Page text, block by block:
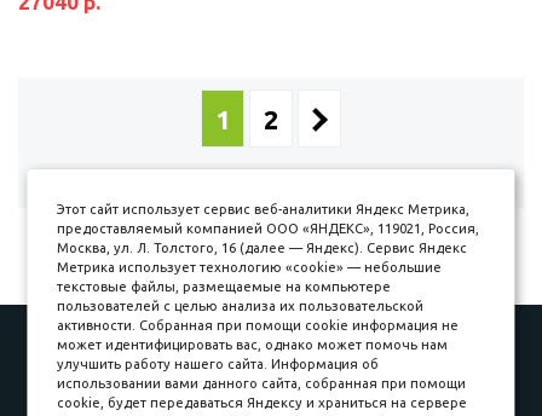
1 2
Наши работы
Оплата
Доставка и сборка
Гарантии
Карьера в компании
Контакты
Этот сайт использует сервис веб-аналитики Яндекс Метрика,
предоставляемый компанией ООО «ЯНДЕКС», 119021, Россия,
Москва, ул. Л. Толстого, 16 (далее — Яндекс). Сервис Яндекс
Метрика использует технологию «cookie» — небольшие
текстовые файлы, размещаемые на компьютере
пользователей с целью анализа их пользовательской
активности. Собранная при помощи cookie информация не
может идентифицировать вас, однако может помочь нам
улучшить работу нашего сайта. Информация об
использовании вами данного сайта, собранная при помощи
cookie, будет передаваться Яндексу и храниться на сервере